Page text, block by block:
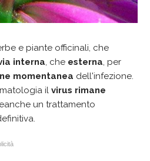
e piante officinali, che
interna, che esterna, per
momentanea dell'infezione.
il virus rimane
un trattamento